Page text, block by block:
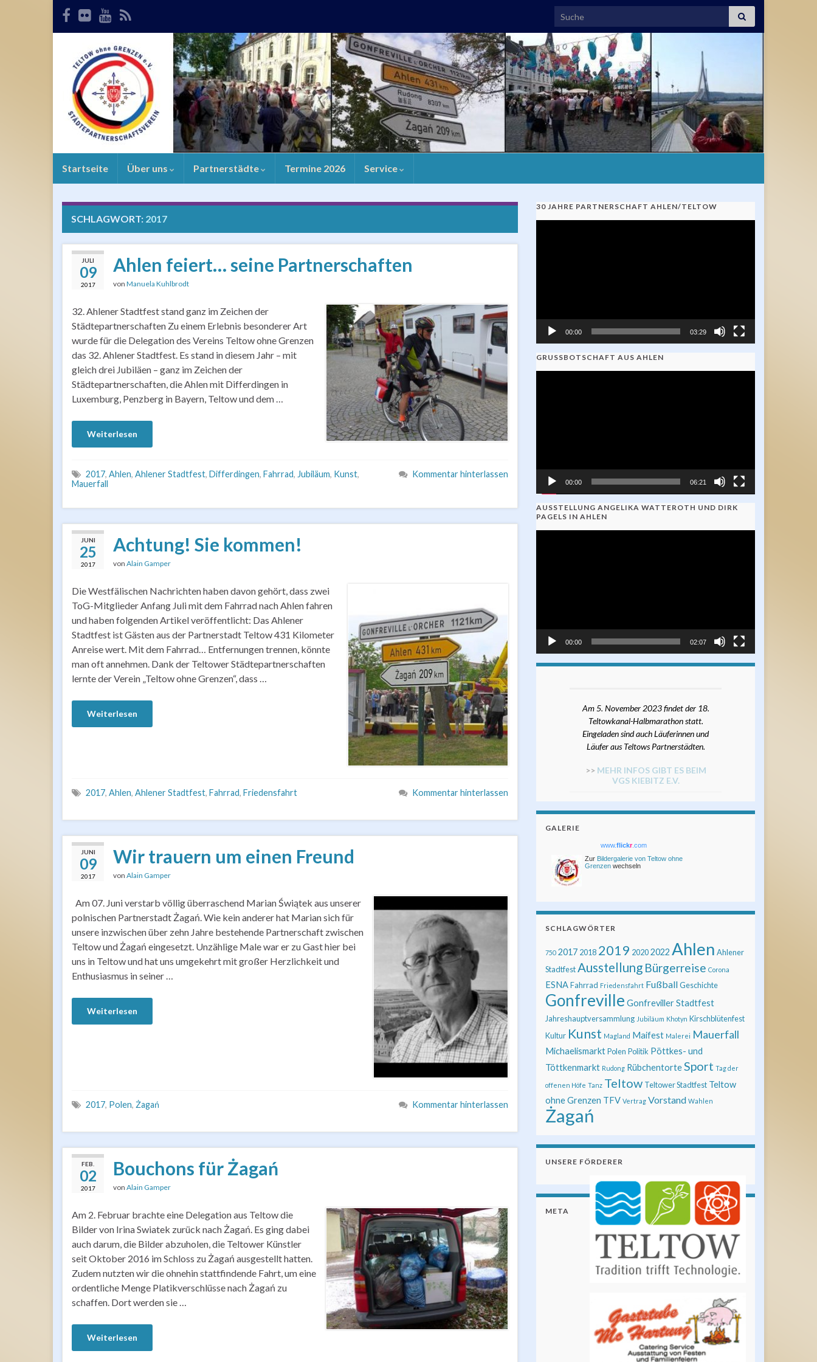
Search for:
Startseite Über uns Partnerstädte Termine 2026 Service
SCHLAGWORT: 2017
JULI
09
2017
Ahlen feiert… seine Partnerschaften
von Manuela Kuhlbrodt
32. Ahlener Stadtfest stand ganz im Zeichen der
Städtepartnerschaften Zu einem Erlebnis besonderer Art
wurde für die Delegation des Vereins Teltow ohne Grenzen
das 32. Ahlener Stadtfest. Es stand in diesem Jahr – mit
gleich drei Jubiläen – ganz im Zeichen der
Städtepartnerschaften, die Ahlen mit Differdingen in
Luxemburg, Penzberg in Bayern, Teltow und dem …
Weiterlesen
2017, Ahlen, Ahlener Stadtfest, Differdingen, Fahrrad, Jubiläum, Kunst,
Mauerfall
Kommentar hinterlassen
JUNI
25
2017
Achtung! Sie kommen!
von Alain Gamper
Die Westfälischen Nachrichten haben davon gehört, dass zwei
ToG-Mitglieder Anfang Juli mit dem Fahrrad nach Ahlen fahren
und haben folgenden Artikel veröffentlicht: Das Ahlener
Stadtfest ist Gästen aus der Partnerstadt Teltow 431 Kilometer
Anreise wert. Mit dem Fahrrad… Entfernungen trennen, könnte
man oft annehmen. Dank der Teltower Städtepartnerschaften
lernte der Verein „Teltow ohne Grenzen“, dass …
Weiterlesen
2017, Ahlen, Ahlener Stadtfest, Fahrrad, Friedensfahrt Kommentar hinterlassen
JUNI
09
2017
Wir trauern um einen Freund
von Alain Gamper
Am 07. Juni verstarb völlig überraschend Marian Świątek aus unserer
polnischen Partnerstadt Żagań. Wie kein anderer hat Marian sich für
unsere inzwischen über zehn Jahre bestehende Partnerschaft zwischen
Teltow und Żagań eingesetzt. Unzählige Male war er zu Gast hier bei
uns in Teltow und hat uns umgekehrt mit großer Herzlichkeit und
Enthusiasmus in seiner …
Weiterlesen
2017, Polen, Żagań Kommentar hinterlassen
FEB.
02
2017
Bouchons für Żagań
von Alain Gamper
Am 2. Februar brachte eine Delegation aus Teltow die
Bilder von Irina Swiatek zurück nach Żagań. Es ging dabei
auch darum, die Bilder abzuholen, die Teltower Künstler
seit Oktober 2016 im Schloss zu Żagań ausgestellt hatten.
Zudem nutzten wir die ohnehin stattfindende Fahrt, um eine
ordentliche Menge Platikverschlüsse nach Żagań zu
schaffen. Dort werden sie …
Weiterlesen
30 JAHRE PARTNERSCHAFT AHLEN/TELTOW
00:00 03:29
GRUSSBOTSCHAFT AUS AHLEN
00:00 06:21
AUSSTELLUNG ANGELIKA WATTEROTH UND DIRK
PAGELS IN AHLEN
00:00 02:07
Am 5. November 2023 findet der 18.
Teltowkanal-Halbmarathon statt.
Eingeladen sind auch Läuferinnen und
Läufer aus Teltows Partnerstädten.
>> MEHR INFOS GIBT ES BEIM
VGS KIEBITZ E.V.
GALERIE
www.flickr.com
Zur Bildergalerie von Teltow ohne
Grenzen wechseln
SCHLAGWÖRTER
750 2017 2018 2019 20202022 Ahlen Ahlener
Stadtfest Ausstellung Bürgerreise Corona
ESNAFahrrad Friedensfahrt FußballGeschichte
Gonfreville Gonfreviller Stadtfest
Jahreshauptversammlung Jubiläum Khotyn Kirschblütenfest
Kultur Kunst Magland Maifest Malerei Mauerfall
MichaelismarktPolen Politik Pöttkes- und
Töttkenmarkt Rudong RübchentorteSport Tag der
offenen Höfe Tanz Teltow Teltower Stadtfest Teltow
ohne Grenzen TFV Vertrag Vorstand Wahlen
Żagań
UNSERE FÖRDERER
META